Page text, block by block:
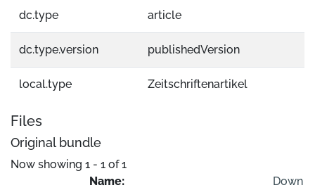
dc.type article
dc.type.version publishedVersion
local.type Zeitschriftenartikel
Files
Original bundle
Now showing 1 - 1 of 1
Name:
Down